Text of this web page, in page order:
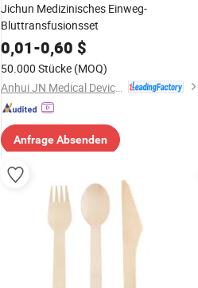
Jichun Medizinisches Einweg-
Bluttransfusionsset
0,01-0,60 $
50.000 Stücke (MOQ)
Anfrage Absenden